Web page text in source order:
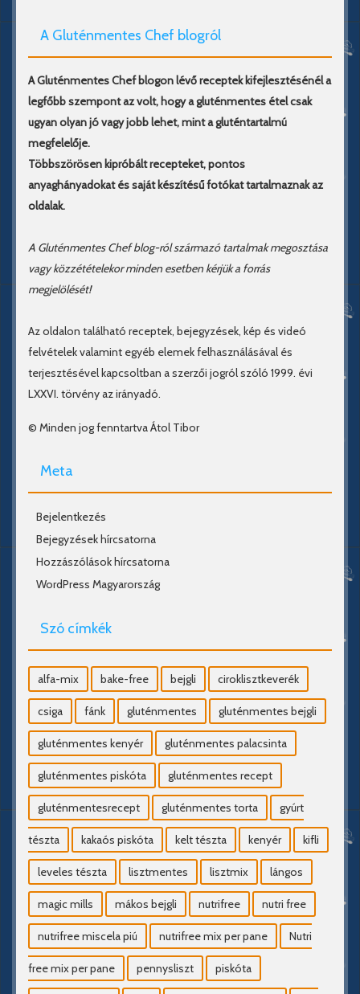
A Gluténmentes Chef blogról
A Gluténmentes Chef blogon lévő receptek kifejlesztésénél a
legfőbb szempont az volt, hogy a gluténmentes étel csak
ugyan olyan jó vagy jobb lehet, mint a gluténtartalmú
megfelelője.
Többszörösen kipróbált recepteket, pontos
anyaghányadokat és saját készítésű fotókat tartalmaznak az
oldalak.
A Gluténmentes Chef blog-ról származó tartalmak megosztása
vagy közzétételekor minden esetben kérjük a forrás
megjelölését!
Az oldalon található receptek, bejegyzések, kép és videó
felvételek valamint egyéb elemek felhasználásával és
terjesztésével kapcsoltban a szerzői jogról szóló 1999. évi
LXXVI. törvény az irányadó.
© Minden jog fenntartva Átol Tibor
Meta
Bejelentkezés
Bejegyzések hírcsatorna
Hozzászólások hírcsatorna
WordPress Magyarország
Szó címkék
alfa-mix bake-free bejgli ciroklisztkeverék
csiga fánk gluténmentes gluténmentes bejgli
gluténmentes kenyér gluténmentes palacsinta
gluténmentes piskóta gluténmentes recept
gluténmentesrecept gluténmentes torta gyúrt
tészta kakaós piskóta kelt tészta kenyér kifli
leveles tészta lisztmentes lisztmix lángos
magic mills mákos bejgli nutrifree nutri free
nutrifree miscela piú nutrifree mix per pane Nutri
free mix per pane pennysliszt piskóta